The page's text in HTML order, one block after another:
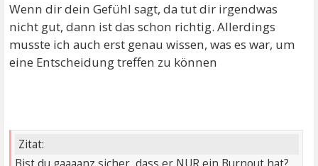
Wenn dir dein Gefühl sagt, da tut dir irgendwas
nicht gut, dann ist das schon richtig. Allerdings
musste ich auch erst genau wissen, was es war, um
eine Entscheidung treffen zu können
Zitat: